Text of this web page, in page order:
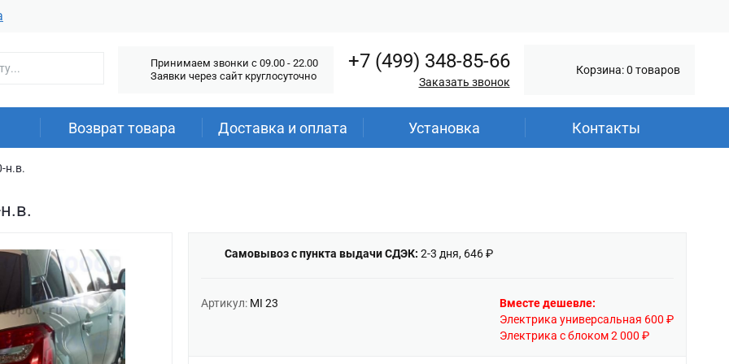
Принимаем звонки c 09.00 - 22.00
Заявки через сайт круглосуточно
+7 (499) 348-85-66
Заказать звонок
Корзина: 0 товаров
Возврат товара Доставка и оплата Установка Контакты
н.в.
Самовывоз с пункта выдачи СДЭК: 2-3 дня, 646 ₽
Артикул: MI 23
Вместе дешевле:
Электрика универсальная 600 ₽
Электрика с блоком 2 000 ₽